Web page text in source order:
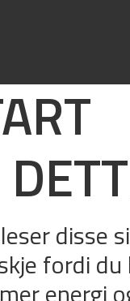
disse
fordi du